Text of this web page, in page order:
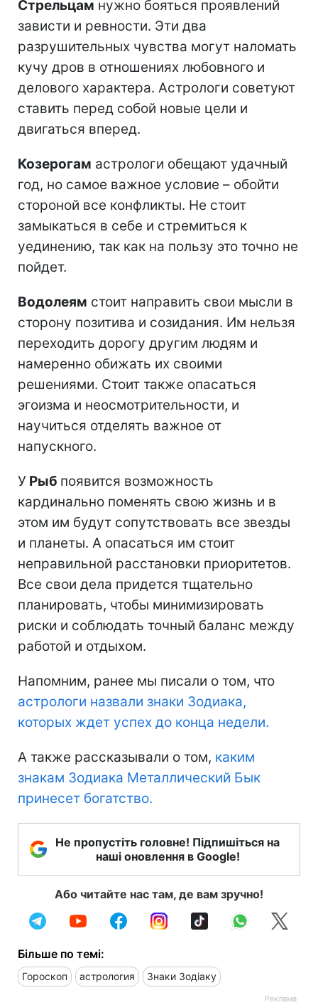
Стрельцам нужно бояться проявлений
зависти и ревности. Эти два
разрушительных чувства могут наломать
кучу дров в отношениях любовного и
делового характера. Астрологи советуют
ставить перед собой новые цели и
двигаться вперед.
Козерогам астрологи обещают удачный
год, но самое важное условие – обойти
стороной все конфликты. Не стоит
замыкаться в себе и стремиться к
уединению, так как на пользу это точно не
пойдет.
Водолеям стоит направить свои мысли в
сторону позитива и созидания. Им нельзя
переходить дорогу другим людям и
намеренно обижать их своими
решениями. Стоит также опасаться
эгоизма и неосмотрительности, и
научиться отделять важное от
напускного.
У Рыб появится возможность
кардинально поменять свою жизнь и в
этом им будут сопутствовать все звезды
и планеты. А опасаться им стоит
неправильной расстановки приоритетов.
Все свои дела придется тщательно
планировать, чтобы минимизировать
риски и соблюдать точный баланс между
работой и отдыхом.
Напомним, ранее мы писали о том, что
астрологи назвали знаки Зодиака,
которых ждет успех до конца недели.
А также рассказывали о том, каким
знакам Зодиака Металлический Бык
принесет богатство.
Не пропустіть головне! Підпишіться на
наші оновлення в Google!
Або читайте нас там, де вам зручно!
Більше по темі:
Гороскоп астрология Знаки Зодіаку